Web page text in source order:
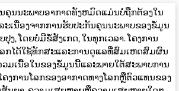
ຄຸນນະພາບອາກາດທັງຫມົດແມ່ນບໍ່ຖືກຕ້ອງໃນ
ະເນື່ອງຈາກການຮັບປະກັນຄຸນນະພາບຂອງຂໍ້ມູນ
ງ, ໂດຍບໍ່ມີຂໍ້ສັງເກດ, ໃນທຸກເວລາ. ໂຄງການ
ລກໄດ້ໃຊ້ທັກສະແລະການດູແລທີ່ສົມເຫດສົມຜົນ
ມເນື້ອໃນຂອງຂໍ້ມູນນີ້ແລະພາຍໃຕ້ສະພາບການ
ງການໂລກຂອງອາກາດທາງໂລກຫຼືຕົວແທນຂອງ